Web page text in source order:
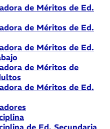
de Méritos de Ed.
de Méritos de Ed.
de Méritos de Ed.
de Méritos de
de Méritos de Ed.
de Ed. Secundaria